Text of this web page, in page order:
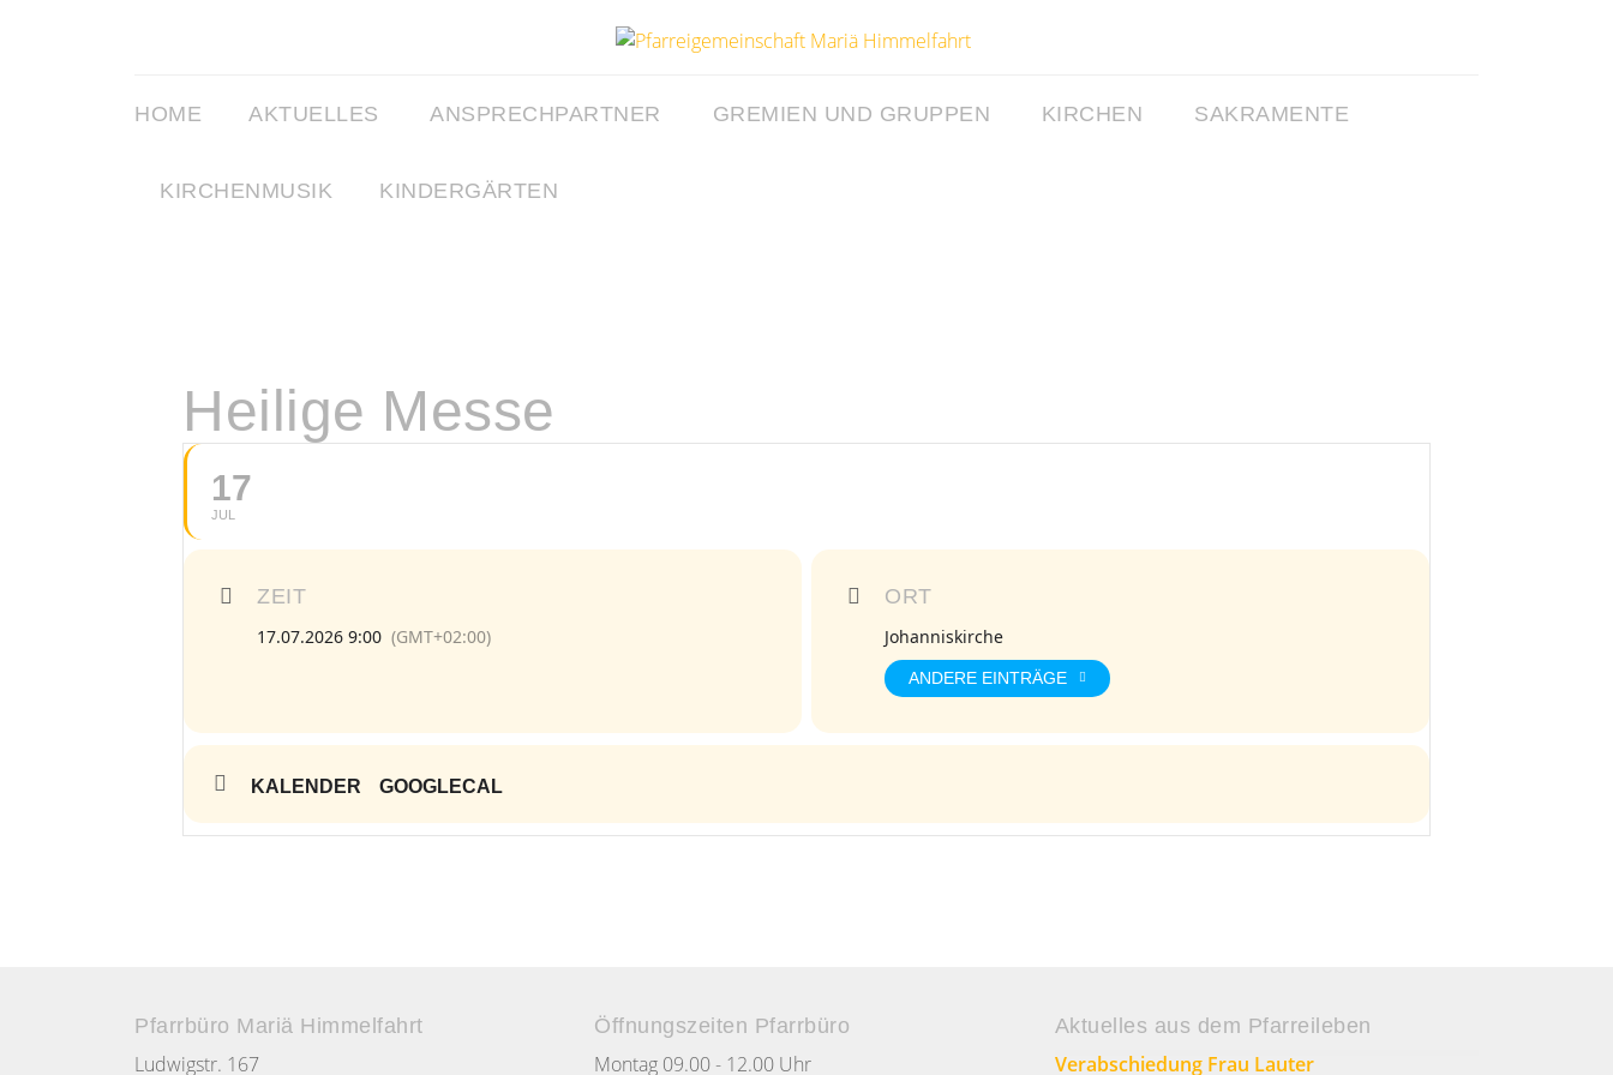
HOME AKTUELLES ANSPRECHPARTNER GREMIEN UND GRUPPEN KIRCHEN SAKRAMENTE
KIRCHENMUSIK KINDERGÄRTEN
Heilige Messe
17
JUL
ZEIT
17.07.2026 9:00 (GMT+02:00)
ORT
Johanniskirche
ANDERE EINTRÄGE
KALENDER GOOGLECAL
Pfarrbüro Mariä Himmelfahrt
Ludwigstr. 167
Öffnungszeiten Pfarrbüro
Montag 09.00 - 12.00 Uhr
Aktuelles aus dem Pfarreileben
Verabschiedung Frau Lauter